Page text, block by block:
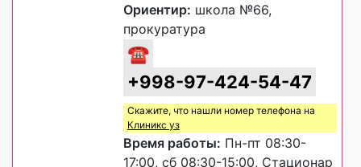
Ориентир: школа №66,
прокуратура
☎
+998-97-424-54-47
Скажите, что нашли номер телефона на
Клиникс уз
Время работы: Пн-пт 08:30-
17:00, сб 08:30-15:00, Стационар